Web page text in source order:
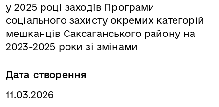
у 2025 році заходів Програми
соціального захисту окремих категорій
мешканців Саксаганського району на
2023-2025 роки зі змінами
Дата створення
11.03.2026